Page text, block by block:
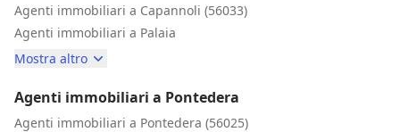
Agenti immobiliari a Capannoli (56033)
Agenti immobiliari a Palaia
Mostra altro
Agenti immobiliari a Pontedera
Agenti immobiliari a Pontedera (56025)